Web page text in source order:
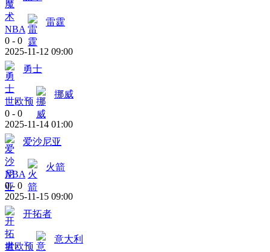
NBA
雷霆
0 - 0
2025-11-12 09:00
勇士
世欧预
挪威
0 - 0
2025-11-14 01:00
爱沙尼亚
NBA
火箭
0 - 0
2025-11-15 09:00
开拓者
世欧预
意大利